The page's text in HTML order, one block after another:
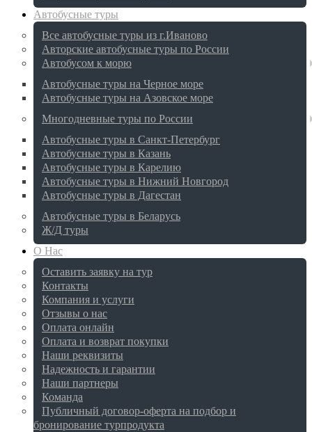
Автобусные туры
Все автобусные туры из г.Иваново
Авторские автобусные туры по России
Автобусом к морю
Автобусные туры на Черное море
Автобусные туры на Азовское море
Многодневные туры по России
Автобусные туры в Санкт-Петербург
Автобусные туры в Казань
Автобусные туры в Карелию
Автобусные туры в Нижний Новгород
Автобусные туры в Дагестан
Автобусные туры в Беларусь
Ж/Д туры
О Нас
Оставить заявку на тур
Контакты
Компания и услуги
Отзывы о нас
Оплата онлайн
Оплата и возврат покупки
Наши реквизиты
Надежность и гарантии
Наши партнеры
Команда
Публичный договор-оферта на подбор и
бронирование турпродукта